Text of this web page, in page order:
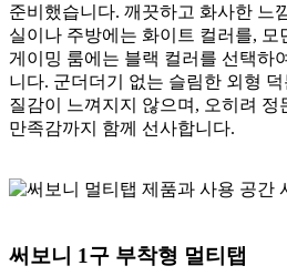
준비했습니다. 깨끗하고 화사한 느
실이나 주방에는 화이트 컬러를,
게이밍 룸에는 블랙 컬러를 선택하
니다. 군더더기 없는 슬림한 외형
질감이 느껴지지 않으며, 오히려 정
만족감까지 함께 선사합니다.
써보니 1구 부착형 멀티탭